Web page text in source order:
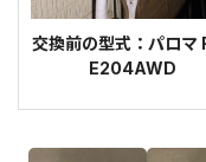
交換前の型式：パロマ
E204AWD